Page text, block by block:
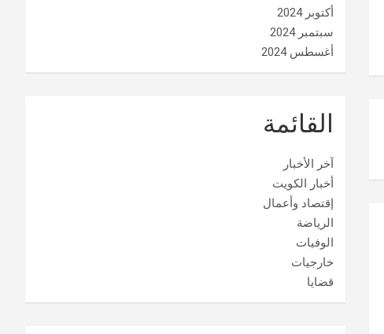
أكتوبر 2024
سبتمبر 2024
أغسطس 2024
القائمة
آخر الأخبار
أخبار الكويت
إقتصاد وأعمال
الرياضة
الوفيات
خارجيات
قضايا